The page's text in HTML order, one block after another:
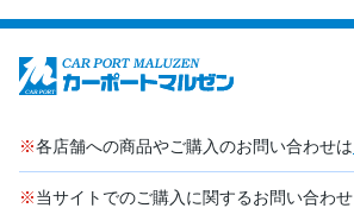
※各店舗への商品やご購入のお問い合わせは
※当サイトでのご購入に関するお問い合わせ